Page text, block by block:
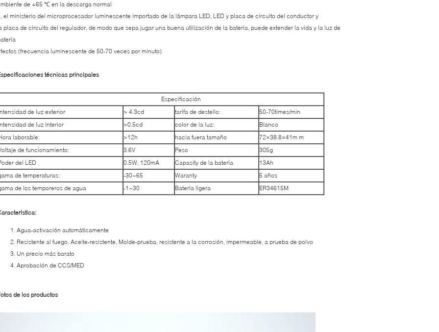
de +65 ℃ en la descarga normal
el ministerio del microprocesador luminescente importado de la lámpara LED, LED y placa de circuito del conductor y
placa de circuito del regulador, de modo que sepa jugar una buena utilización de la batería, puede extender la vida y la luz de
(frecuencia luminescente de 50-70 veces por minuto)
técnicas principales
de luz exterior
> 4.3cd tarifa de destello:
50-70times/min
de luz interior
>0.5cd color de la luz:
Blanco
laborable:
>12h hacia fuera tamaño
72×38.8×41m m
de funcionamiento:
3.6V Peso
305g
del LED
0.5W, 120mA Capasity de la batería
13Ah
de temperaturas:
-30~65 Waranty
5 años
de los temporeros de agua
-1~30 Batería ligera ER34615M
Agua-activación automáticamente
Resistente al fuego, Aceite-resistente, Molde-prueba, resistente a la corrosión, impermeable, a prueba de polvo
Un precio más barato
Aprobación de CCS/MED
de los productos